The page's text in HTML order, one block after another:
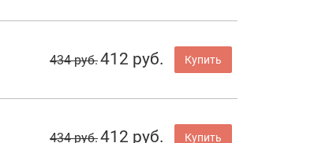
434 руб.412 руб. Купить
434 руб.412 руб. Купить